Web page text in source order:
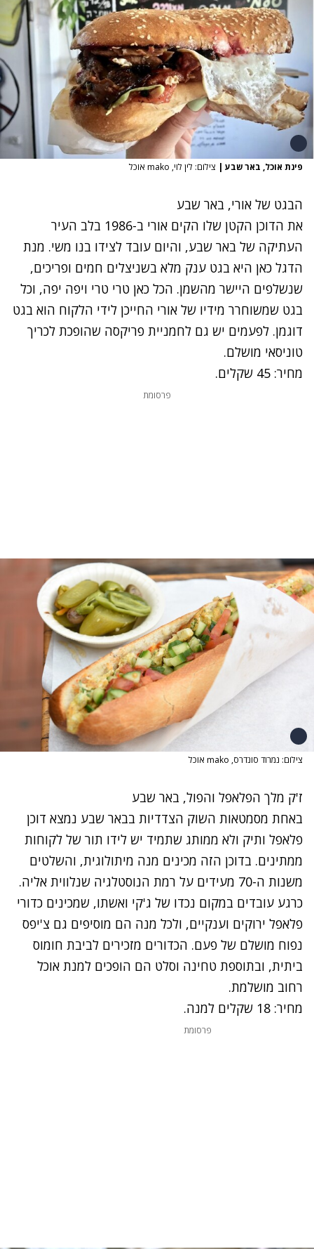
פינת אוכל, באר שבע | צילום: לין לוי, mako אוכל
הבגט של אורי, באר שבע
את הדוכן הקטן שלו הקים אורי ב-1986 בלב העיר
העתיקה של באר שבע, והיום עובד לצידו בנו משי. מנת
הדגל כאן היא בגט ענק מלא בשניצלים חמים ופריכים,
שנשלפים היישר מהשמן. הכל כאן טרי טרי ויפה יפה, וכל
בגט שמשוחרר מידיו של אורי החייכן לידי הלקוח הוא בגט
דוגמן. לפעמים יש גם לחמניית פריקסה שהופכת לכריך
טוניסאי מושלם.
מחיר: 45 שקלים.
פרסומת
צילום: נמרוד סונדרס, mako אוכל
ז'ק מלך הפלאפל והפול, באר שבע
באחת מסמטאות השוק הצדדיות בבאר שבע נמצא דוכן
פלאפל ותיק ולא ממותג שתמיד יש לידו תור של לקוחות
ממתינים. בדוכן הזה מכינים מנה מיתולוגית, והשלטים
משנות ה-70 מעידים על רמת הנוסטלגיה שנלווית אליה.
כרגע עובדים במקום נכדו של ג'קי ואשתו, שמכינים כדורי
פלאפל ירוקים וענקיים, ולכל מנה הם מוסיפים גם צ'יפס
נפוח מושלם של פעם. הכדורים מזכירים לביבת חומוס
ביתית, ובתוספת טחינה וסלט הם הופכים למנת אוכל
רחוב מושלמת.
מחיר: 18 שקלים למנה.
פרסומת